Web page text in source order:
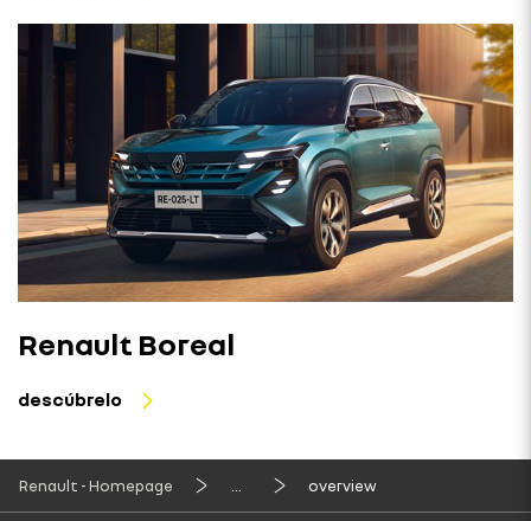
Renault Boreal
descúbrelo